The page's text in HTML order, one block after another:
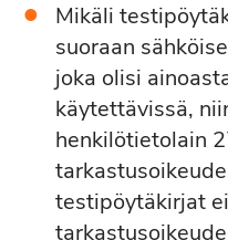
Mikäli
suoraan
joka olisi
käytettävissä,
henkilötietolain
testipöytäkirjat